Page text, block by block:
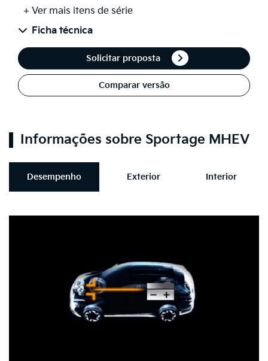
+ Ver mais itens de série
Ficha técnica
Solicitar proposta
Comparar versão
Informações sobre Sportage MHEV
Desempenho Exterior Interior